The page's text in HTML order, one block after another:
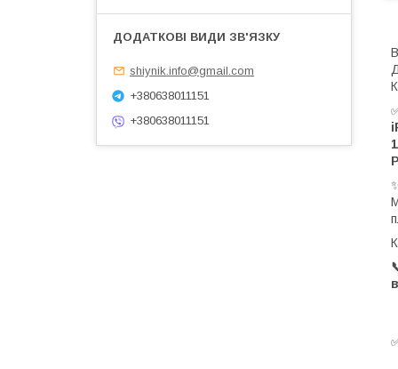
shiynik.info@gmail.com
+380638011151
+380638011151